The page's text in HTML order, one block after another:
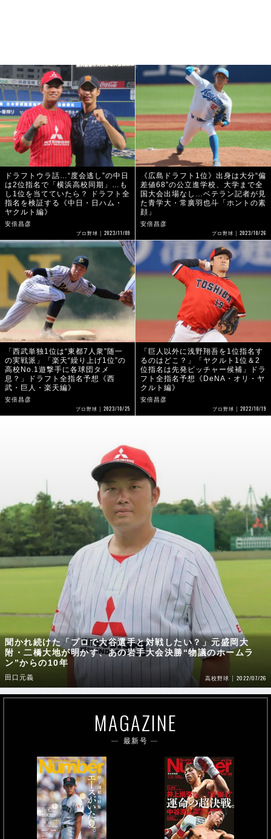
ドラフトウラ話…“度会逃し”の中日
は2位指名で「横浜高校同期」…も
し1位を当てていたら？ ドラフト全
指名を検証する《中日・日ハム・
ヤクルト編》
安倍昌彦
プロ野球 2023/11/09
《広島ドラフト1位》出身は大分“偏
差値68”の公立進学校、大学まで全
国大会出場なし…ベテラン記者が見
た青学大・常廣羽也斗「ホントの素
顔」
安倍昌彦
プロ野球 2023/10/26
「西武単独1位は“東都7人衆”随一
の実戦派」「楽天“繰り上げ1位”の
高校No.1遊撃手に各球団タメ
息？」ドラフト全指名予想《西
武・巨人・楽天編》
安倍昌彦
プロ野球 2023/10/25
「巨人以外に浅野翔吾を1位指名す
るのはどこ？」「ヤクルト1位＆2
位指名は先発ピッチャー候補」ドラ
フト全指名予想《DeNA・オリ・ヤ
クルト編》
安倍昌彦
プロ野球 2022/10/19
聞かれ続けた「プロで大谷選手と対戦したい？」元盛岡大
附・二橋大地が明かす、あの岩手大会決勝“物議のホームラ
ン”からの10年
田口元義 高校野球 2022/07/26
MAGAZINE
最新号